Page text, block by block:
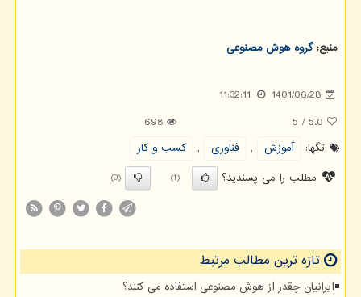
منبع:گروه هوش مصنوعی
1401/06/28
11:32:11
5.0
/
5
698
تگها:
آموزش , فناوری ,
كسب و كار
مطلب را می پسندید؟
(1)
(0)
تازه ترین مطالب مرتبط
ایرانیان چقدر از هوش مصنوعی استفاده می کنند؟